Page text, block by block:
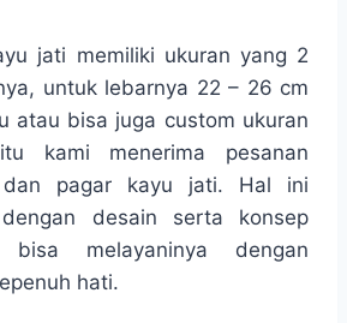
jati memiliki ukuran yang 2
untuk lebarnya 22 – 26 cm
atau bisa juga custom ukuran
kami menerima pesanan
dan pagar kayu jati. Hal ini
dengan desain serta konsep
melayaninya dengan
hati.